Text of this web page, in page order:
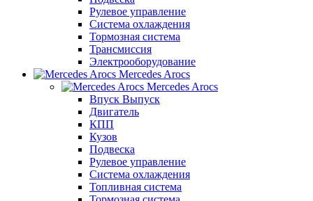
Рулевое управление
Система охлаждения
Тормозная система
Трансмиссия
Электрооборудование
Mercedes Arocs
Mercedes Arocs
Впуск Выпуск
Двигатель
КПП
Кузов
Подвеска
Рулевое управление
Система охлаждения
Топливная система